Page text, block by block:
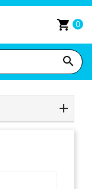
shopping_cart 0
search